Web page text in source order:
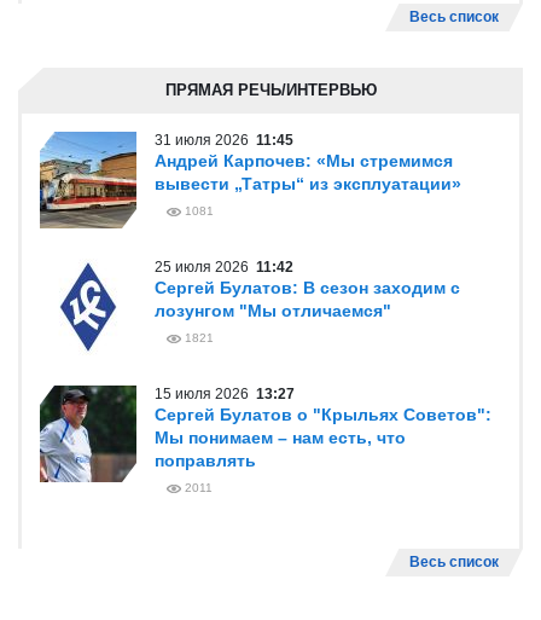
Весь список
ПРЯМАЯ РЕЧЬ/ИНТЕРВЬЮ
31 июля 2026 11:45
Андрей Карпочев: «Мы стремимся
вывести „Татры“ из эксплуатации»
1081
25 июля 2026 11:42
Сергей Булатов: В сезон заходим с
лозунгом "Мы отличаемся"
1821
15 июля 2026 13:27
Сергей Булатов о "Крыльях Советов":
Мы понимаем – нам есть, что
поправлять
2011
Весь список